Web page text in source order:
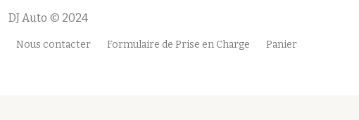
DJ Auto © 2024
Nous contacter Formulaire de Prise en Charge Panier